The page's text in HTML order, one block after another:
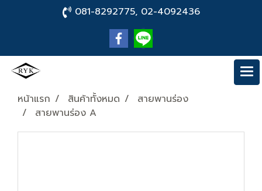
081-8292775, 02-4092436
หน้าแรก สินค้าทั้งหมด
สายพานร่อง
สายพานร่อง A